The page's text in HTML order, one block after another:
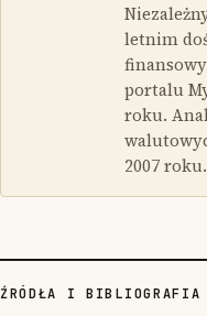
letnim
portalu
roku.
2007 roku.
ŹRÓDŁA I BIBLIOGRAFIA